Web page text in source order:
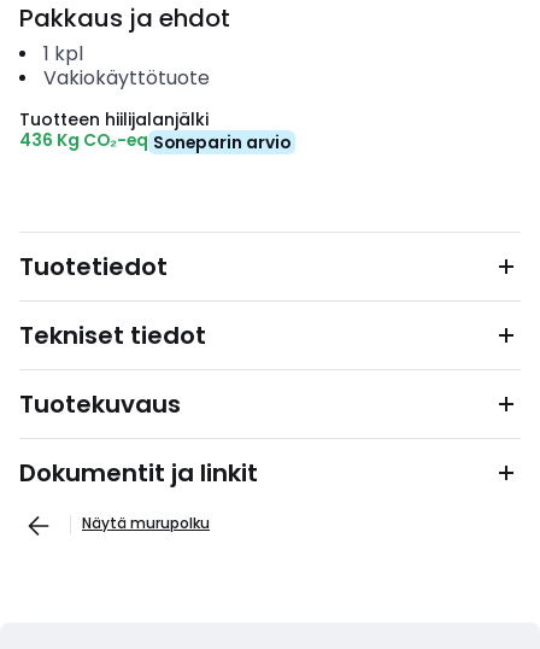
Pakkaus ja ehdot
1 kpl
Vakiokäyttötuote
Tuotteen hiilijalanjälki
436 Kg CO₂-eq Soneparin arvio
Tuotetiedot
Tekniset tiedot
Tuotekuvaus
Dokumentit ja linkit
Näytä murupolku